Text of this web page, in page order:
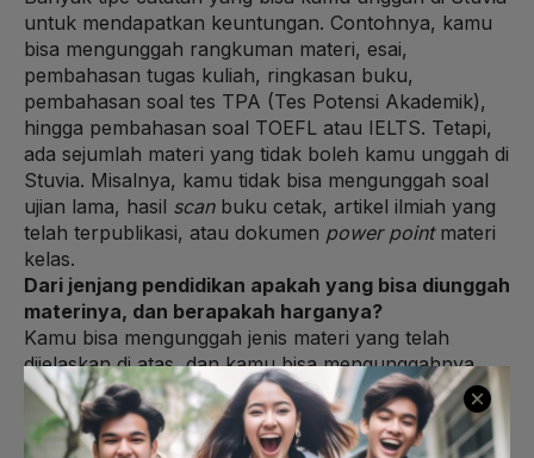
untuk mendapatkan keuntungan. Contohnya, kamu
bisa mengunggah rangkuman materi, esai,
pembahasan tugas kuliah, ringkasan buku,
pembahasan soal tes TPA (Tes Potensi Akademik),
hingga pembahasan soal TOEFL atau IELTS. Tetapi,
ada sejumlah materi yang tidak boleh kamu unggah di
Stuvia. Misalnya, kamu tidak bisa mengunggah soal
ujian lama, hasil scan buku cetak, artikel ilmiah yang
telah terpublikasi, atau dokumen power point materi
kelas.
Dari jenjang pendidikan apakah yang bisa diunggah
materinya, dan berapakah harganya?
Kamu bisa mengunggah jenis materi yang telah
dijelaskan di atas, dan kamu bisa mengunggahnya
untuk jenjang pendidikan apa pun. Baik itu materi
untuk Sekolah Dasar (SD), Sekolah Menengah
Pertama (SMP), Sekolah Menengah Atas (SMA),